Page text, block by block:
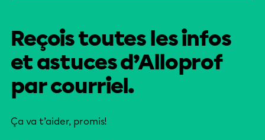
Reçois toutes les infos
et astuces d’Alloprof
par courriel.
Ça va t’aider, promis!